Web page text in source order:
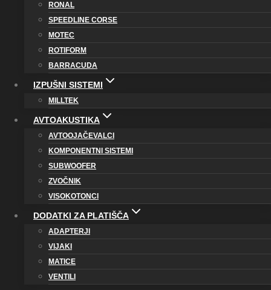
RONAL
SPEEDLINE CORSE
MOTEC
ROTIFORM
BARRACUDA
IZPUŠNI SISTEMI
MILLTEK
AVTOAKUSTIKA
AVTOOJAČEVALCI
KOMPONENTNI SISTEMI
SUBWOOFER
ZVOČNIK
VISOKOTONCI
DODATKI ZA PLATIŠČA
ADAPTERJI
VIJAKI
MATICE
VENTILI